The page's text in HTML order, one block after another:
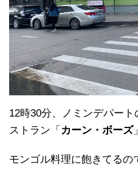
12時30分、ノミンデパー
ストラン「 カーン・ボーズ
モンゴル料理に飽きてるの